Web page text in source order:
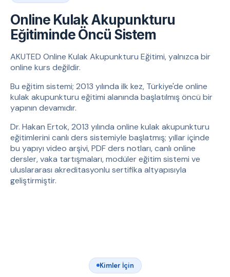
Online Kulak Akupunkturu
Eğitiminde Öncü Sistem
AKUTED Online Kulak Akupunkturu Eğitimi, yalnızca bir
online kurs değildir.
Bu eğitim sistemi; 2013 yılında ilk kez, Türkiye'de online
kulak akupunkturu eğitimi alanında başlatılmış öncü bir
yapının devamıdır.
Dr. Hakan Ertok, 2013 yılında online kulak akupunkturu
eğitimlerini canlı ders sistemiyle başlatmış; yıllar içinde
bu yapıyı video arşivi, PDF ders notları, canlı online
dersler, vaka tartışmaları, modüler eğitim sistemi ve
uluslararası akreditasyonlu sertifika altyapısıyla
geliştirmiştir.
Kimler İçin